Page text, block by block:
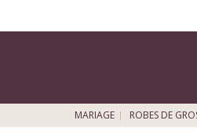
MARIAGE ROBES DE